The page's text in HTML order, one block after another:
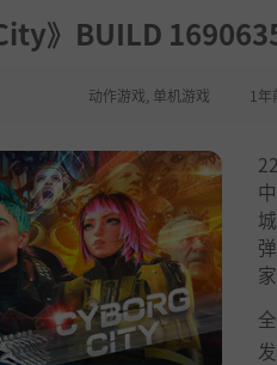
》BUILD
动作游戏 单机游戏 1年